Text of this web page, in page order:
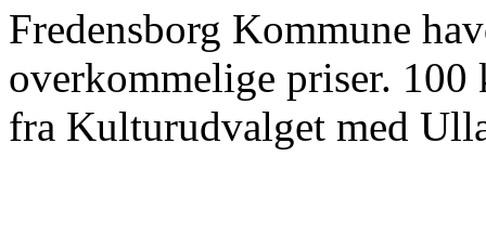
Fredensborg Kommune
overkommelige priser.
fra Kulturudvalget med